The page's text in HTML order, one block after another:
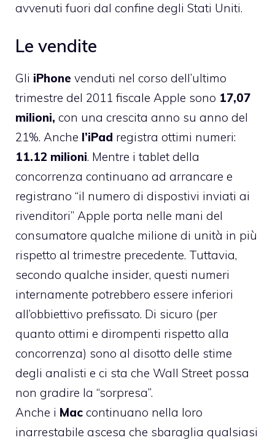
avvenuti fuori dal confine degli Stati Uniti.
Le vendite
Gli iPhone venduti nel corso dell’ultimo
trimestre del 2011 fiscale Apple sono 17,07
milioni, con una crescita anno su anno del
21%. Anche l’iPad registra ottimi numeri:
11.12 milioni. Mentre i tablet della
concorrenza continuano ad arrancare e
registrano “il numero di dispostivi inviati ai
rivenditori” Apple porta nelle mani del
consumatore qualche milione di unità in più
rispetto al trimestre precedente. Tuttavia,
secondo qualche insider, questi numeri
internamente potrebbero essere inferiori
all’obbiettivo prefissato. Di sicuro (per
quanto ottimi e dirompenti rispetto alla
concorrenza) sono al disotto delle stime
degli analisti e ci sta che Wall Street possa
non gradire la “sorpresa”.
Anche i Mac continuano nella loro
inarrestabile ascesa che sbaraglia qualsiasi